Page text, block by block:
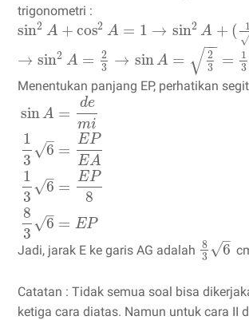
trigonometri :
sin2 A + cos2 A = 1 → sin2 A + (
1
→ sin2 A =
2
3
→ sinA =
2
3
−
−
√ =
1
3
Menentukan panjang EP, perhatikan
sinA
1
3
6
–
√
1
3
6
–
√
8
3
6
–
√
=
de
mi
=
EP
EA
=
EP
8
= EP
Jadi, jarak E ke garis AG adalah 8
3
6
–
√
Catatan : Tidak semua soal bisa
ketiga cara diatas. Namun untuk cara II